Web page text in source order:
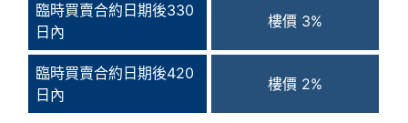
臨時買賣合約日期後330
日內
樓價 3%
臨時買賣合約日期後420
日內
樓價 2%